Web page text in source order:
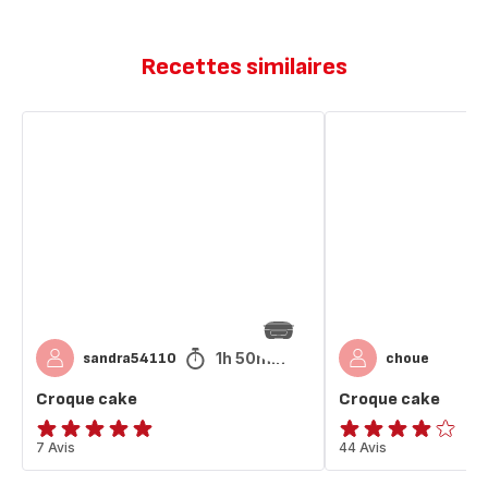
Recettes similaires
sandra54110 1h 50min
Croque cake
ratings.4.9
7 Avis
choue
Croque cake
Avis
4
44 Avis